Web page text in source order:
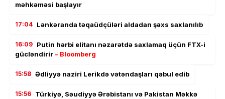
məhkəməsi başlayır
17:04 Lənkəranda təqaüdçüləri aldadan şəxs saxlanılıb
16:09 Putin hərbi elitanı nəzarətdə saxlamaq üçün FTX-i
gücləndirir– Bloomberg
15:58 Ədliyyə naziri Lerikdə vətəndaşları qəbul edib
15:56 Türkiyə, Səudiyyə Ərəbistanı və Pakistan Məkkə